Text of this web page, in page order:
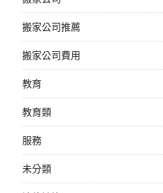
搬家公司推薦
搬家公司費用
教育
教育類
服務
未分類